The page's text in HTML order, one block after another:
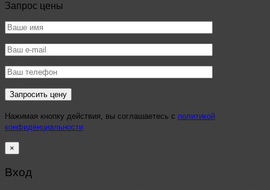
Запрос цены
Нажимая кнопку действия, вы соглашаетесь с политикой
конфиденциальности
×
Вход